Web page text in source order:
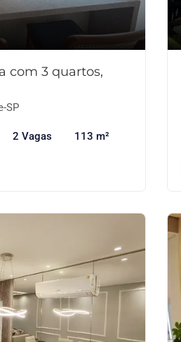
com 3 quartos,
SP
2 Vagas 113 m²